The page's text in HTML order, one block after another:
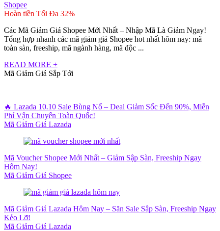
Shopee
Hoàn tiền Tối Đa 32%
Các Mã Giảm Giá Shopee Mới Nhất – Nhập Mã Là Giảm Ngay!
Tổng hợp nhanh các mã giảm giá Shopee hot nhất hôm nay: mã
toàn sàn, freeship, mã ngành hàng, mã độc ...
READ MORE +
Mã Giảm Giá Sắp Tới
🔥 Lazada 10.10 Sale Bùng Nổ – Deal Giảm Sốc Đến 90%, Miễn
Phí Vận Chuyển Toàn Quốc!
Mã Giảm Giá Lazada
Mã Voucher Shopee Mới Nhất – Giảm Sập Sàn, Freeship Ngay
Hôm Nay!
Mã Giảm Giá Shopee
Mã Giảm Giá Lazada Hôm Nay – Săn Sale Sập Sàn, Freeship Ngay
Kẻo Lỡ!
Mã Giảm Giá Lazada